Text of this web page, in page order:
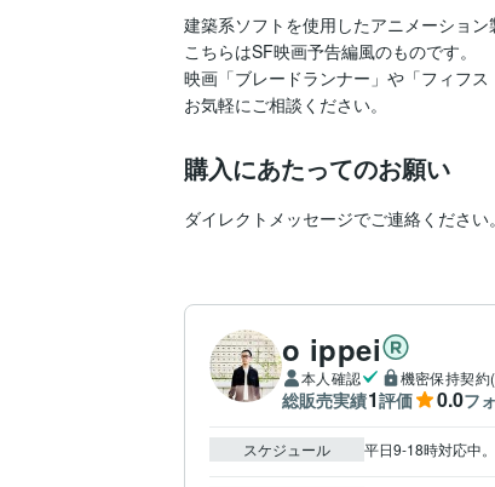
建築系ソフトを使用したアニメーション
こちらはSF映画予告編風のものです。
映画「ブレードランナー」や「フィフス
お気軽にご相談ください。
購入にあたってのお願い
ダイレクトメッセージでご連絡ください。
o ippei
本人確認 機密保持契約
総販売実績1評価 0.0フ
スケジュール 平日9-18時対応中